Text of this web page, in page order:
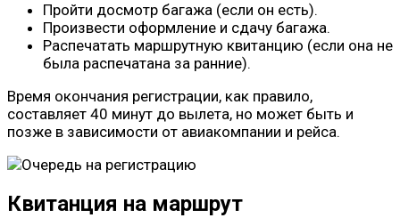
Пройти досмотр багажа (если он есть).
Произвести оформление и сдачу багажа.
Распечатать маршрутную квитанцию (если она не
была распечатана за ранние).
Время окончания регистрации, как правило,
составляет 40 минут до вылета, но может быть и
позже в зависимости от авиакомпании и рейса.
Квитанция на маршрут